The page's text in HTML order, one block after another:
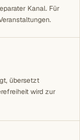
Kanal. Für
übersetzt
wird zur